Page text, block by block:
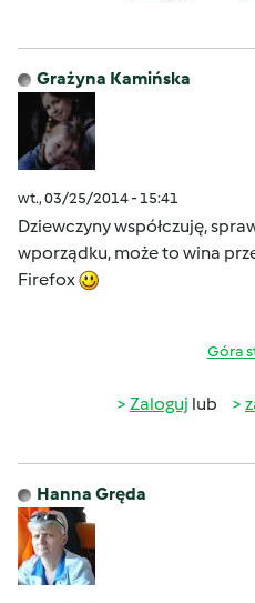
Grażyna Kamińska
wt., 03/25/2014 - 15:41
Dziewczyny współczuję,
wporządku, może to wina
Firefox
Góra
Zaloguj lub
Hanna Gręda